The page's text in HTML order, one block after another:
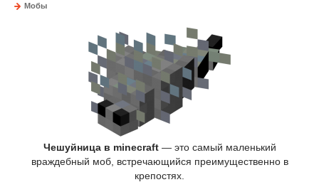
Мобы
Чешуйница в minecraft — это самый маленький
враждебный моб, встречающийся преимущественно в
крепостях.